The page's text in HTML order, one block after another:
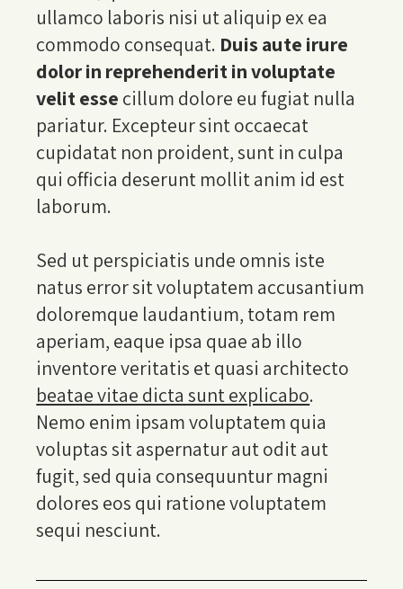
ullamco laboris nisi ut aliquip ex ea
commodo consequat. Duis aute irure
dolor in reprehenderit in voluptate
velit esse cillum dolore eu fugiat nulla
pariatur. Excepteur sint occaecat
cupidatat non proident, sunt in culpa
qui officia deserunt mollit anim id est
laborum.
Sed ut perspiciatis unde omnis iste
natus error sit voluptatem accusantium
doloremque laudantium, totam rem
aperiam, eaque ipsa quae ab illo
inventore veritatis et quasi architecto
beatae vitae dicta sunt explicabo.
Nemo enim ipsam voluptatem quia
voluptas sit aspernatur aut odit aut
fugit, sed quia consequuntur magni
dolores eos qui ratione voluptatem
sequi nesciunt.